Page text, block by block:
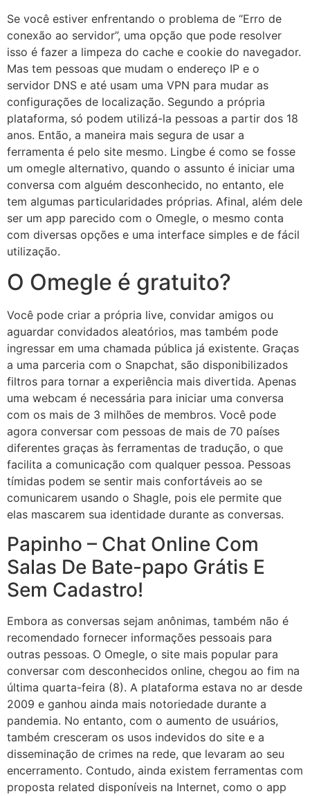
Se você estiver enfrentando o problema de “Erro de
conexão ao servidor”, uma opção que pode resolver
isso é fazer a limpeza do cache e cookie do navegador.
Mas tem pessoas que mudam o endereço IP e o
servidor DNS e até usam uma VPN para mudar as
configurações de localização. Segundo a própria
plataforma, só podem utilizá-la pessoas a partir dos 18
anos. Então, a maneira mais segura de usar a
ferramenta é pelo site mesmo. Lingbe é como se fosse
um omegle alternativo, quando o assunto é iniciar uma
conversa com alguém desconhecido, no entanto, ele
tem algumas particularidades próprias. Afinal, além dele
ser um app parecido com o Omegle, o mesmo conta
com diversas opções e uma interface simples e de fácil
utilização.
O Omegle é gratuito?
Você pode criar a própria live, convidar amigos ou
aguardar convidados aleatórios, mas também pode
ingressar em uma chamada pública já existente. Graças
a uma parceria com o Snapchat, são disponibilizados
filtros para tornar a experiência mais divertida. Apenas
uma webcam é necessária para iniciar uma conversa
com os mais de 3 milhões de membros. Você pode
agora conversar com pessoas de mais de 70 países
diferentes graças às ferramentas de tradução, o que
facilita a comunicação com qualquer pessoa. Pessoas
tímidas podem se sentir mais confortáveis ao se
comunicarem usando o Shagle, pois ele permite que
elas mascarem sua identidade durante as conversas.
Papinho – Chat Online Com
Salas De Bate-papo Grátis E
Sem Cadastro!
Embora as conversas sejam anônimas, também não é
recomendado fornecer informações pessoais para
outras pessoas. O Omegle, o site mais popular para
conversar com desconhecidos online, chegou ao fim na
última quarta-feira (8). A plataforma estava no ar desde
2009 e ganhou ainda mais notoriedade durante a
pandemia. No entanto, com o aumento de usuários,
também cresceram os usos indevidos do site e a
disseminação de crimes na rede, que levaram ao seu
encerramento. Contudo, ainda existem ferramentas com
proposta related disponíveis na Internet, como o app